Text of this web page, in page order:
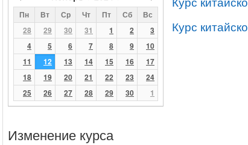
Пн Вт Ср Чт Пт Сб
Вс
28
29 30 31 1 2
3
4
5 6 7 8 9
10
11
12 13 14 15 16
17
18
19 20 21 22 23
24
25
26 27 28 29 30 1
Курс
Изменение курса